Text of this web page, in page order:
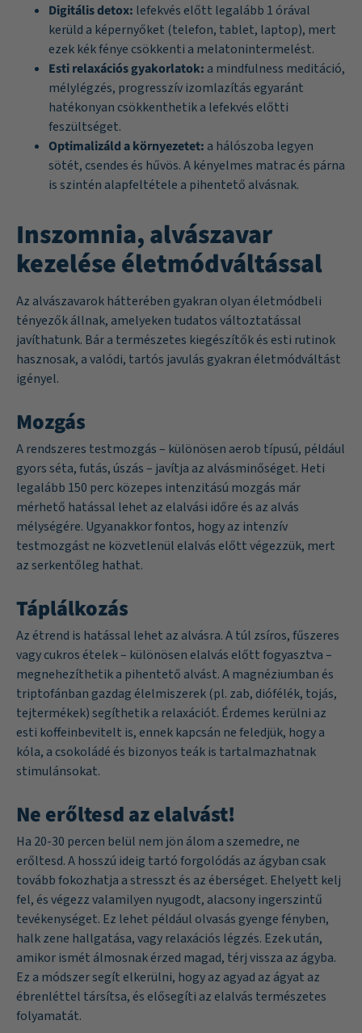
Digitális detox: lefekvés előtt legalább 1 órával
kerüld a képernyőket (telefon, tablet, laptop), mert
ezek kék fénye csökkenti a melatonintermelést.
Esti relaxációs gyakorlatok: a mindfulness meditáció,
mélylégzés, progresszív izomlazítás egyaránt
hatékonyan csökkenthetik a lefekvés előtti
feszültséget.
Optimalizáld a környezetet: a hálószoba legyen
sötét, csendes és hűvös. A kényelmes matrac és párna
is szintén alapfeltétele a pihentető alvásnak.
Inszomnia, alvászavar
kezelése életmódváltással
Az alvászavarok hátterében gyakran olyan életmódbeli
tényezők állnak, amelyeken tudatos változtatással
javíthatunk. Bár a természetes kiegészítők és esti rutinok
hasznosak, a valódi, tartós javulás gyakran életmódváltást
igényel.
Mozgás
A rendszeres testmozgás – különösen aerob típusú, például
gyors séta, futás, úszás – javítja az alvásminőséget. Heti
legalább 150 perc közepes intenzitású mozgás már
mérhető hatással lehet az elalvási időre és az alvás
mélységére. Ugyanakkor fontos, hogy az intenzív
testmozgást ne közvetlenül elalvás előtt végezzük, mert
az serkentőleg hathat.
Táplálkozás
Az étrend is hatással lehet az alvásra. A túl zsíros, fűszeres
vagy cukros ételek – különösen elalvás előtt fogyasztva –
megnehezíthetik a pihentető alvást. A magnéziumban és
triptofánban gazdag élelmiszerek (pl. zab, diófélék, tojás,
tejtermékek) segíthetik a relaxációt. Érdemes kerülni az
esti koffeinbevitelt is, ennek kapcsán ne feledjük, hogy a
kóla, a csokoládé és bizonyos teák is tartalmazhatnak
stimulánsokat.
Ne erőltesd az elalvást!
Ha 20-30 percen belül nem jön álom a szemedre, ne
erőltesd. A hosszú ideig tartó forgolódás az ágyban csak
tovább fokozhatja a stresszt és az éberséget. Ehelyett kelj
fel, és végezz valamilyen nyugodt, alacsony ingerszintű
tevékenységet. Ez lehet például olvasás gyenge fényben,
halk zene hallgatása, vagy relaxációs légzés. Ezek után,
amikor ismét álmosnak érzed magad, térj vissza az ágyba.
Ez a módszer segít elkerülni, hogy az agyad az ágyat az
ébrenléttel társítsa, és elősegíti az elalvás természetes
folyamatát.